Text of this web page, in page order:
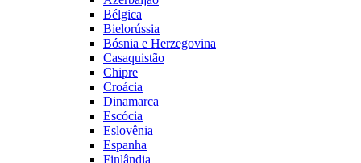
Bélgica
Bielorússia
Bósnia e Herzegovina
Casaquistão
Chipre
Croácia
Dinamarca
Escócia
Eslovênia
Espanha
Finlândia